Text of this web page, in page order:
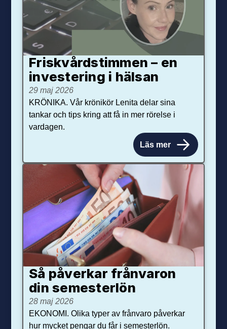
Friskvårdstimmen – en
investering i hälsan
29 maj 2026
KRÖNIKA. Vår krönikör Lenita delar sina
tankar och tips kring att få in mer rörelse i
vardagen.
Läs mer
Så påverkar från­varon
din semester­lön
28 maj 2026
EKONOMI. Olika typer av frånvaro påverkar
hur mycket pengar du får i semesterlön.